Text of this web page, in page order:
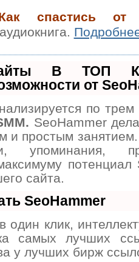
спастись от
В ТОП
от
по трем
SeoHammer
и простым
упоминания,
потенциал
сайта.
SeoHammer
клик,
самых лучших
у лучших бирж